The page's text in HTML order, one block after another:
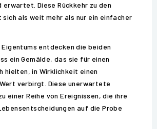
erwartet. Diese Rückkehr zu den
sich als weit mehr als nur ein einfacher
Eigentums entdecken die beiden
ein Gemälde, das sie für einen
hielten, in Wirklichkeit einen
verbirgt. Diese unerwartete
einer Reihe von Ereignissen, die ihre
auf die Probe